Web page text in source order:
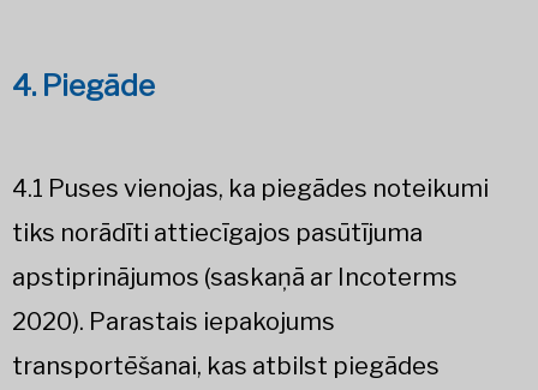
4. Piegāde
4.1 Puses vienojas, ka piegādes noteikumi
tiks norādīti attiecīgajos pasūtījuma
apstiprinājumos (saskaņā ar Incoterms
2020). Parastais iepakojums
transportēšanai, kas atbilst piegādes